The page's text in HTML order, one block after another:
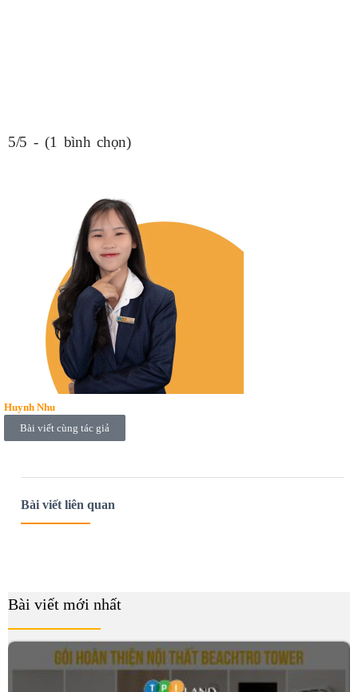
5/5 - (1 bình chọn)
Huynh Nhu
Bài viết cùng tác giả
Bài viết liên quan
Bài viết mới nhất